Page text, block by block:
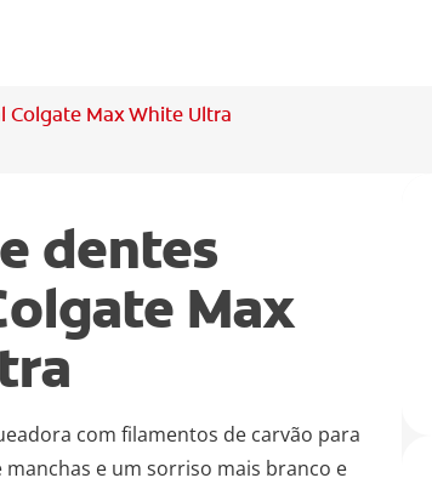
Colgate Max White Ultra
dentes
Max
com filamentos de carvão para
e um sorriso mais branco e